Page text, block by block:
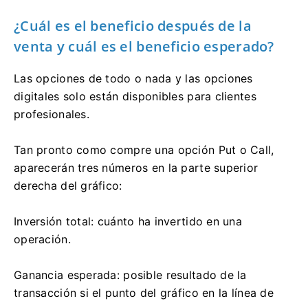
¿Cuál es el beneficio después de la
venta y cuál es el beneficio esperado?
Las opciones de todo o nada y las opciones
digitales solo están disponibles para clientes
profesionales.
Tan pronto como compre una opción Put o Call,
aparecerán tres números en la parte superior
derecha del gráfico:
Inversión total: cuánto ha invertido en una
operación.
Ganancia esperada: posible resultado de la
transacción si el punto del gráfico en la línea de